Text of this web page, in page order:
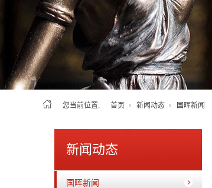
您当前位置: 首页 新闻动态 国晖新闻
新闻动态
国晖新闻